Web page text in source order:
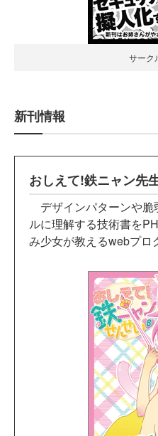
サーク
新刊情報
おしえて!鉄ニャン先
デザインパターンや脆
ルに理解する技術書を
み少女が教えるwebプロ